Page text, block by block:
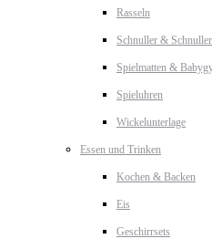
Rasseln
Schnuller &
Spielmatten &
Spieluhren
Wickelunterlage
Essen und Trinken
Kochen & Backen
Eis
Geschirrsets